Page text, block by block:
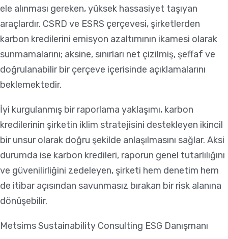
ele alınması gereken, yüksek hassasiyet taşıyan
araçlardır. CSRD ve ESRS çerçevesi, şirketlerden
karbon kredilerini emisyon azaltımının ikamesi olarak
sunmamalarını; aksine, sınırları net çizilmiş, şeffaf ve
doğrulanabilir bir çerçeve içerisinde açıklamalarını
beklemektedir.
İyi kurgulanmış bir raporlama yaklaşımı, karbon
kredilerinin şirketin iklim stratejisini destekleyen ikincil
bir unsur olarak doğru şekilde anlaşılmasını sağlar. Aksi
durumda ise karbon kredileri, raporun genel tutarlılığını
ve güvenilirliğini zedeleyen, şirketi hem denetim hem
de itibar açısından savunmasız bırakan bir risk alanına
dönüşebilir.
Metsims Sustainability Consulting ESG Danışmanı